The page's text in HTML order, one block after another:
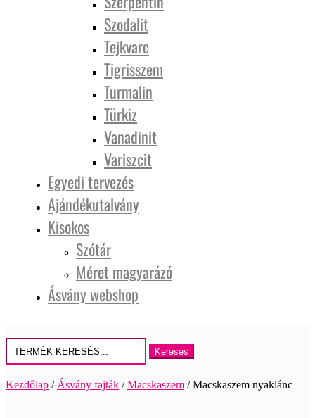
Szodalit
Tejkvarc
Tigrisszem
Turmalin
Türkiz
Vanadinit
Variszcit
Egyedi tervezés
Ajándékutalvány
Kisokos
Szótár
Méret magyarázó
Ásvány webshop
Keresés
erre:
Kezdőlap / Ásvány fajták /Macskaszem / Macskaszem nyaklánc